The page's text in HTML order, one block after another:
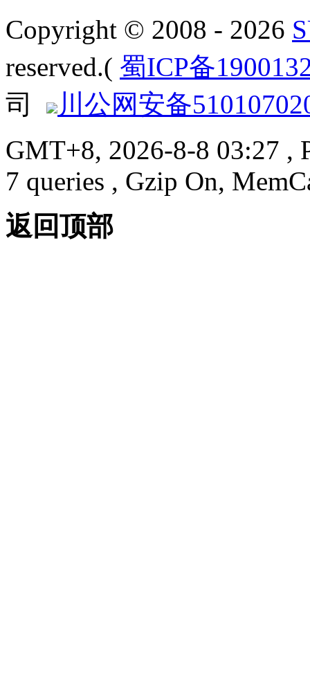
Copyright © 2008 - 2026
reserved.( 蜀ICP备
司
川公网安备
GMT+8, 2026-8-8 03:27 ,
7 queries , Gzip On,
返回顶部